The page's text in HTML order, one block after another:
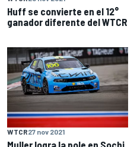
Huff se convierte en el 12°
ganador diferente del WTCR
WTCR27 nov 2021
Muller logra la pole en Sochi